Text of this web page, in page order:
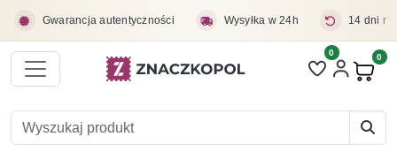
Gwarancja autentyczności Wysyłka w 24h 14 dni
Liczba pozycji
0 0